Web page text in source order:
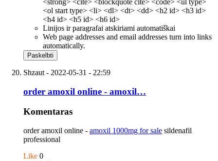
<strong> <cite> <blockquote cite> <code> <ul type>
<ol start type> <li> <dl> <dt> <dd> <h2 id> <h3 id>
<h4 id> <h5 id> <h6 id>
Linijos ir paragrafai atskiriami automatiškai
Web page addresses and email addresses turn into links
automatically.
Shzaut - 2022-05-31 - 22:59
order amoxil online - amoxil…
Komentaras
order amoxil online - amoxil 1000mg for sale sildenafil
professional
Like 0